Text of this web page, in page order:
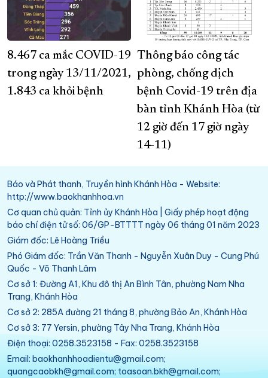
8.467 ca mắc COVID-19
trong ngày 13/11/2021,
1.843 ca khỏi bệnh
Thông báo công tác
phòng, chống dịch
bệnh Covid-19 trên địa
bàn tỉnh Khánh Hòa (từ
12 giờ đến 17 giờ ngày
14-11)
Báo và Phát thanh, Truyền hình Khánh Hòa - Website:
http://www.baokhanhhoa.vn
Cơ quan chủ quản: Tỉnh ủy Khánh Hòa | Giấy phép hoạt động
báo chí điện tử số: 06/GP-BTTTT ngày 06 tháng 01 năm 2023
Giám đốc: Lê Hoàng Triều
Phó Giám đốc: Trần Văn Thanh - Nguyễn Xuân Duy - Cung Phú
Quốc - Võ Thanh Lâm
Cơ sở 1: Đường A1, Khu đô thị An Bình Tân, phường Nam Nha
Trang, Khánh Hòa
Cơ sở 2: 285A đường 21 tháng 8, phường Bảo An, Khánh Hòa
Cơ sở 3: 77 Yersin, phường Tây Nha Trang, Khánh Hòa
Điện thoại: 0258.3523158 - Fax: 0258.3523158
Email: baokhanhhoadientu@gmail.com;
quangcaobkh@gmail.com; toasoan.bkh@gmail.com;